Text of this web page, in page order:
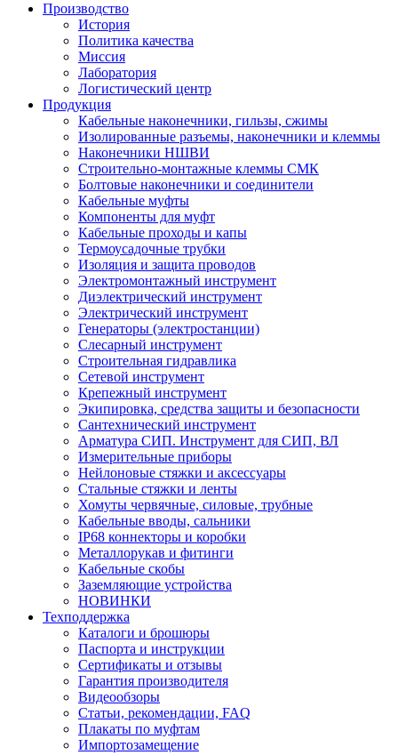
Производство
История
Политика качества
Миссия
Лаборатория
Логистический центр
Продукция
Кабельные наконечники, гильзы, сжимы
Изолированные разъемы, наконечники и клеммы
Наконечники НШВИ
Строительно-монтажные клеммы СМК
Болтовые наконечники и соединители
Кабельные муфты
Компоненты для муфт
Кабельные проходы и капы
Термоусадочные трубки
Изоляция и защита проводов
Электромонтажный инструмент
Диэлектрический инструмент
Электрический инструмент
Генераторы (электростанции)
Слесарный инструмент
Строительная гидравлика
Сетевой инструмент
Крепежный инструмент
Экипировка, средства защиты и безопасности
Сантехнический инструмент
Арматура СИП. Инструмент для СИП, ВЛ
Измерительные приборы
Нейлоновые стяжки и аксессуары
Стальные стяжки и ленты
Хомуты червячные, силовые, трубные
Кабельные вводы, сальники
IP68 коннекторы и коробки
Металлорукав и фитинги
Кабельные скобы
Заземляющие устройства
НОВИНКИ
Техподдержка
Каталоги и брошюры
Паспорта и инструкции
Сертификаты и отзывы
Гарантия производителя
Видеообзоры
Статьи, рекомендации, FAQ
Плакаты по муфтам
Импортозамещение